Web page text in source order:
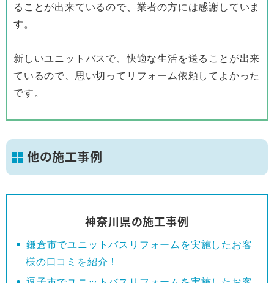
ることが出来ているので、業者の方には感謝していま
す。
新しいユニットバスで、快適な生活を送ることが出来
ているので、思い切ってリフォーム依頼してよかった
です。
他の施工事例
神奈川県の施工事例
鎌倉市でユニットバスリフォームを実施したお客
様の口コミを紹介！